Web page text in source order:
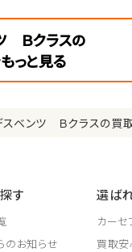
Ｂクラスの
っと見る
スベンツ Ｂクラスの買
す
のお知らせ
選ば
カー
買取